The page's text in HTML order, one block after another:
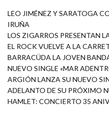
LEO JIMÉNEZ Y SARATOGA
IRUÑA
LOS ZIGARROS PRESENTAN
EL ROCK VUELVE A LA
BARRACÜDA LA JOVEN
NUEVO SINGLE «MAR
ARGIÓN LANZA SU NUEVO
ADELANTO DE SU PRÓXIMO
HAMLET: CONCIERTO 35